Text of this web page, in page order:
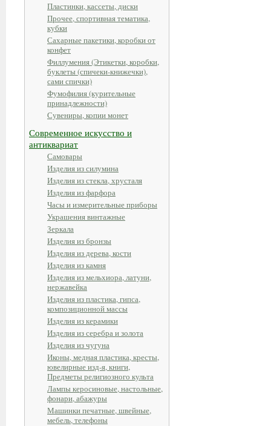
Пластинки, кассеты, диски
Прочее, спортивная тематика,
кубки
Сахарные пакетики, коробки от
конфет
Филлумения (Этикетки, коробки,
буклеты (спичеки-книжечки),
сами спички)
Фумофилия (курительные
принадлежности)
Сувениры, копии монет
Современное искусство и
антиквариат
Самовары
Изделия из силумина
Изделия из стекла, хрусталя
Изделия из фарфора
Часы и измерительные приборы
Украшения винтажные
Зеркала
Изделия из бронзы
Изделия из дерева, кости
Изделия из камня
Изделия из мельхиора, латуни,
нержавейка
Изделия из пластика, гипса,
композиционной массы
Изделия из керамики
Изделия из серебра и золота
Изделия из чугуна
Иконы, медная пластика, кресты,
ювелирные изд-я, книги,
Предметы религиозного культа
Лампы керосиновые, настольные,
фонари, абажуры
Машинки печатные, швейные,
мебель, телефоны